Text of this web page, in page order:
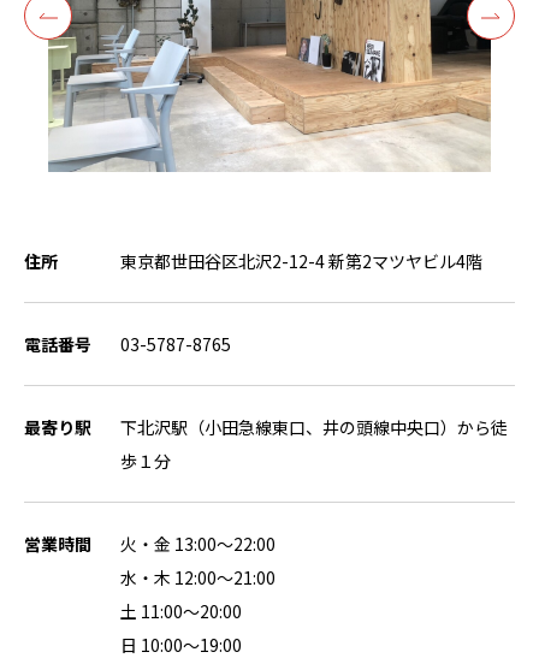
住所 東京都世田谷区北沢2-12-4 新第2マツヤビル4階
電話番号 03-5787-8765
最寄り駅
下北沢駅（小田急線東口、井の頭線中央口）から徒
歩１分
営業時間
火・金 13:00〜22:00
水・木 12:00〜21:00
土 11:00〜20:00
日 10:00〜19:00